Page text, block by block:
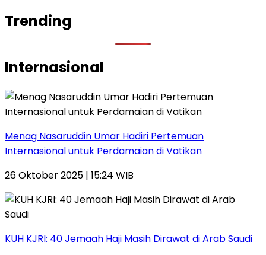
Trending
Internasional
Menag Nasaruddin Umar Hadiri Pertemuan
Internasional untuk Perdamaian di Vatikan
26 Oktober 2025 | 15:24 WIB
KUH KJRI: 40 Jemaah Haji Masih Dirawat di Arab Saudi